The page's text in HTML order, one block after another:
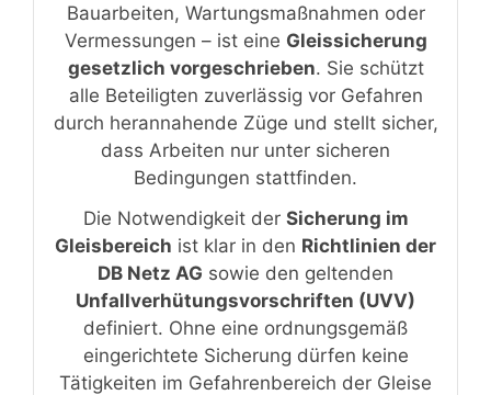
Bauarbeiten, Wartungsmaßnahmen oder
Vermessungen – ist eine Gleissicherung
gesetzlich vorgeschrieben. Sie schützt
alle Beteiligten zuverlässig vor Gefahren
durch herannahende Züge und stellt sicher,
dass Arbeiten nur unter sicheren
Bedingungen stattfinden.
Die Notwendigkeit der Sicherung im
Gleisbereich ist klar in den Richtlinien der
DB Netz AG sowie den geltenden
Unfallverhütungsvorschriften (UVV)
definiert. Ohne eine ordnungsgemäß
eingerichtete Sicherung dürfen keine
Tätigkeiten im Gefahrenbereich der Gleise